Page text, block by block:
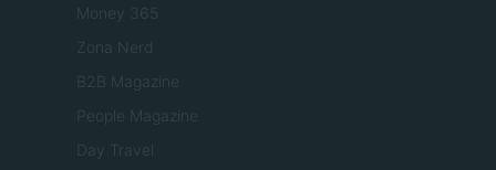
Money 365
Zona Nerd
B2B Magazine
People Magazine
Day Travel